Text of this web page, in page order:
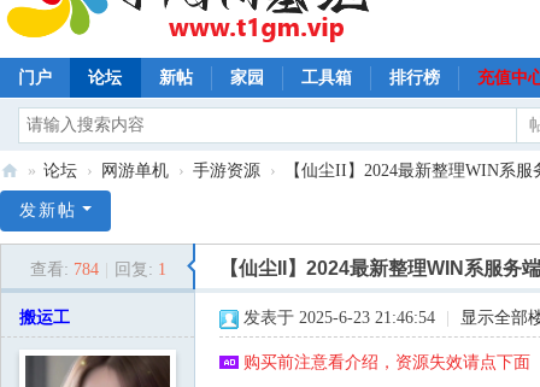
门户 论坛 新帖 家园 工具箱 排行榜 充值中
1
» 论坛 › 网游单机 › 手游资源 › 【仙尘II】2024最新整理WIN系
发新帖
查看: 784 回复: 1 【仙尘II】2024最新整理WIN系服务
搬运工 发表于 2025-6-23 21:46:54 显示全部
购买前注意看介绍，资源失效请点下